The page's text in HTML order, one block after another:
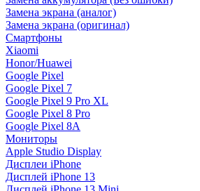
Замена экрана (аналог)
Замена экрана (оригинал)
Смартфоны
Xiaomi
Honor/Huawei
Google Pixel
Google Pixel 7
Google Pixel 9 Pro XL
Google Pixel 8 Pro
Google Pixel 8A
Мониторы
Apple Studio Display
Дисплеи iPhone
Дисплей iPhone 13